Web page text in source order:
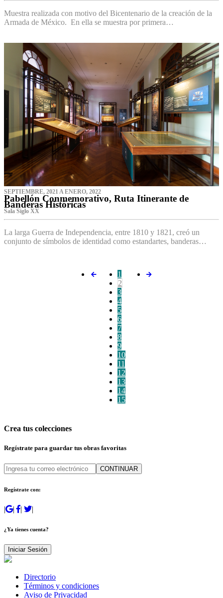
Muestra realizada con motivo del Bicentenario de la creación de la
Armada de México. En ella se muestra por primera…
SEPTIEMBRE, 2021 A ENERO, 2022
Pabellón Conmemorativo, Ruta Itinerante de
Banderas Históricas
Sala Siglo XX
La larga Guerra de Independencia, entre 1810 y 1821, creó un
conjunto de símbolos de identidad como estandartes, banderas…
1
2
3
4
5
6
7
8
9
10
11
12
13
14
15
Crea tus colecciones
Regístrate para guardar tus obras favoritas
CONTINUAR
Regístrate con:
| | | |
¿Ya tienes cuenta?
Iniciar Sesión
Directorio
Términos y condiciones
Aviso de Privacidad